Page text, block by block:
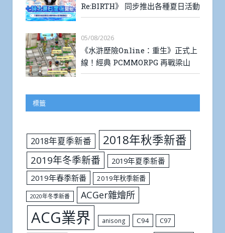
Re:BIRTH》 同步推出各種夏日活動
05/08/2026
《水滸歷險Online：重生》正式上
線！經典 PCMMORPG 再戰梁山
標籤
2018年夏季新番 2018年秋季新番
2019年冬季新番
2019年夏季新番
2019年春季新番
2019年秋季新番
2020年冬季新番 ACGer雜燴所
ACG業界 anisong C94 C97